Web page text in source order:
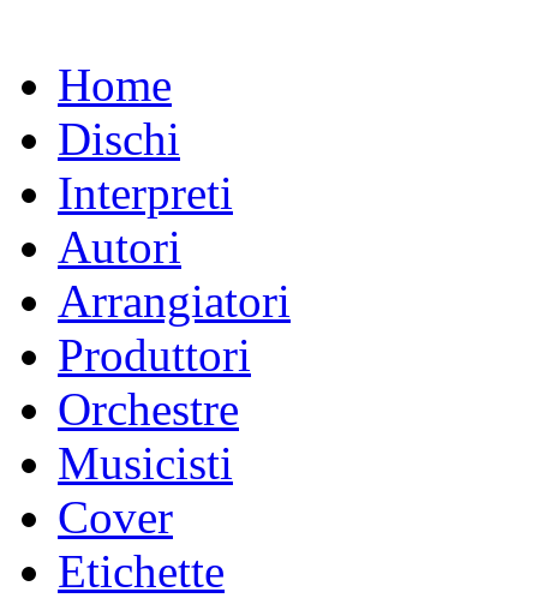
Home
Dischi
Interpreti
Autori
Arrangiatori
Produttori
Orchestre
Musicisti
Cover
Etichette